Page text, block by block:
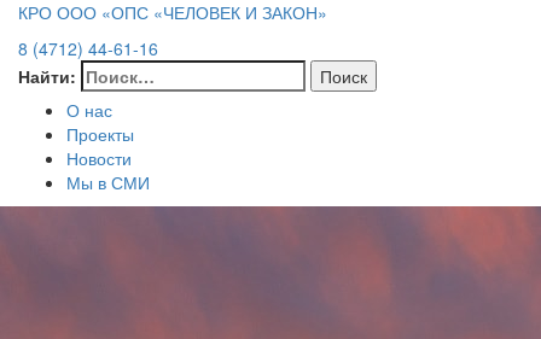
КРО ООО «ОПС «ЧЕЛОВЕК И ЗАКОН»
8 (4712) 44-61-16
Найти:
О нас
Проекты
Новости
Мы в СМИ